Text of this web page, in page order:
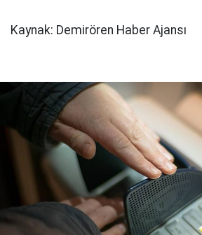
Kaynak: Demirören Haber Ajansı